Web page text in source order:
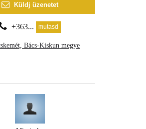
Küldj üzenetet
+363... mutasd
Bács-Kiskun megye